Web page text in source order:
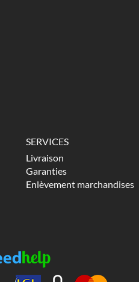
SERVICES
Livraison
Garanties
Enlèvement marchandises